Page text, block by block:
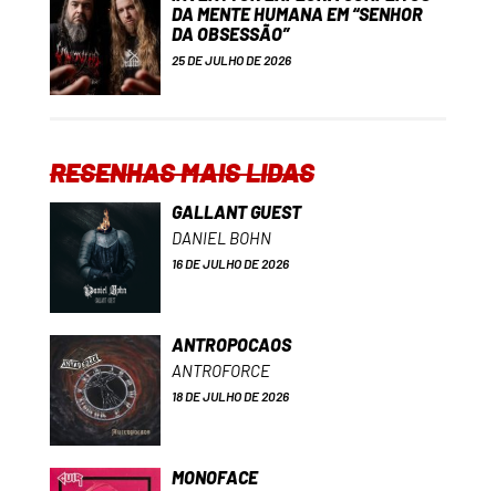
DA MENTE HUMANA EM “SENHOR
DA OBSESSÃO”
25 DE JULHO DE 2026
RESENHAS MAIS LIDAS
GALLANT GUEST
DANIEL BOHN
16 DE JULHO DE 2026
ANTROPOCAOS
ANTROFORCE
18 DE JULHO DE 2026
MONOFACE